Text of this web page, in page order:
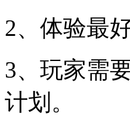
2、体验最
3、玩家需
计划。